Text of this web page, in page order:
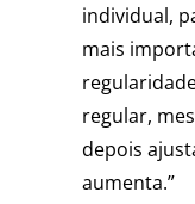
individual,
mais
regular,
depois
aumenta.”